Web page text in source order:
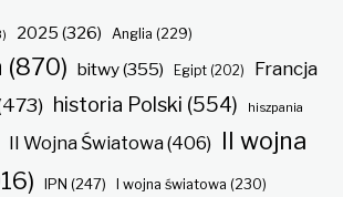
2025 (326) Anglia (229)
(870) bitwy(355) Egipt(202)
Francja
historia Polski (554) hiszpania
II Wojna Światowa(406) II wojna
IPN (247) I wojna światowa (230)